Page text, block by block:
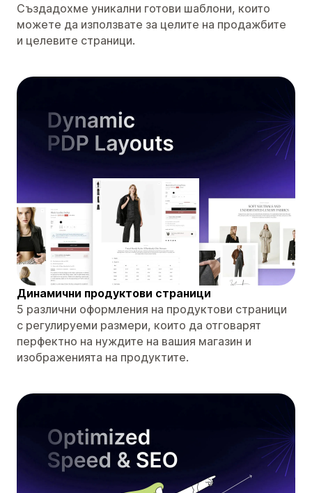
Създадохме уникални готови шаблони, които
можете да използвате за целите на продажбите
и целевите страници.
Динамични продуктови страници
5 различни оформления на продуктови страници
с регулируеми размери, които да отговарят
перфектно на нуждите на вашия магазин и
изображенията на продуктите.